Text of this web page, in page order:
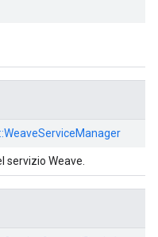
WeaveServiceManager
servizio Weave.